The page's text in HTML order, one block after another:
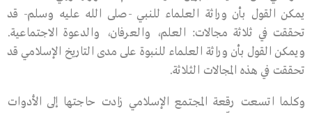
يمكن القول بأن وراثة العلماء للنبي -صلى الله عليه وسلم- قد
تحققت في ثلاثة مجالات: العلم، والعرفان، والدعوة الاجتماعية.
ويمكن القول بأن وراثة العلماء للنبوة على مدى التاريخ الإسلامي قد
تحققت في هذه المجالات الثلاثة.
وكلما اتسعت رقعة المجتمع الإسلامي زادت حاجتها إلى الأدوات